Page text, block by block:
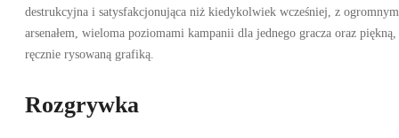
Steam
•
Konto
GLOBALNY
destrukcyjna i satysfakcjonująca niż kiedykolwiek wcześniej, z ogromnym
arsenałem, wieloma poziomami kampanii dla jednego gracza oraz piękną,
ręcznie rysowaną grafiką.
Rozgrywka